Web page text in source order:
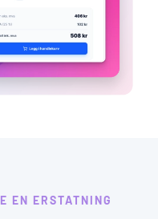
EN ERSTATNING